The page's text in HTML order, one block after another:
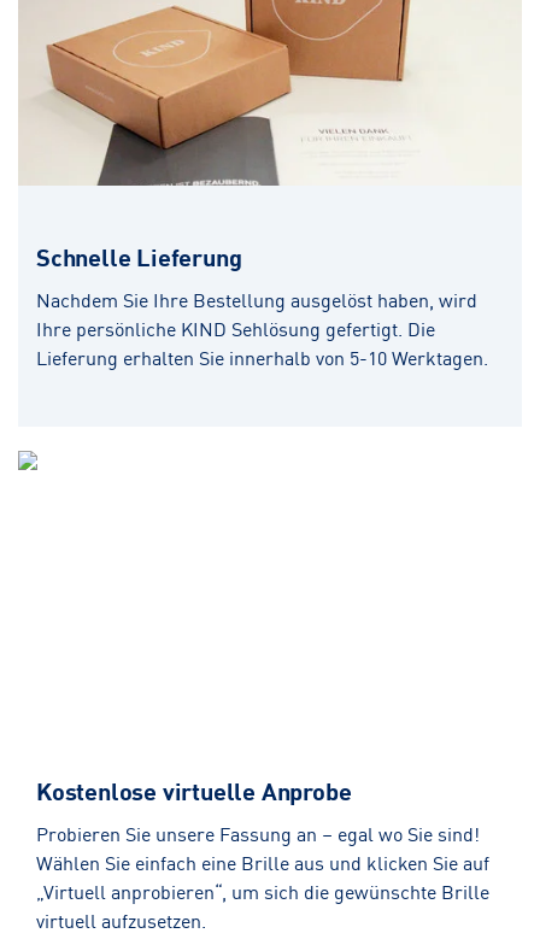
Schnelle Lieferung
Nachdem Sie Ihre Bestellung ausgelöst haben, wird
Ihre persönliche KIND Sehlösung gefertigt. Die
Lieferung erhalten Sie innerhalb von 5-10 Werktagen.
Kostenlose virtuelle Anprobe
Probieren Sie unsere Fassung an – egal wo Sie sind!
Wählen Sie einfach eine Brille aus und klicken Sie auf
„Virtuell anprobieren“, um sich die gewünschte Brille
virtuell aufzusetzen.